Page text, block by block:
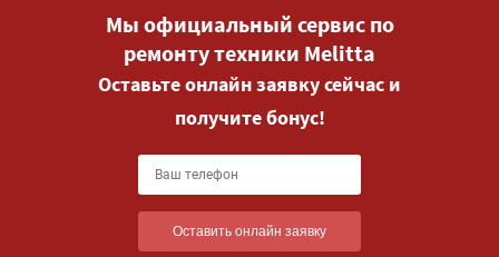
Мы официальный сервис по
ремонту техники Melitta
Оставьте онлайн заявку сейчас и
получите бонус!
Оставить онлайн заявку